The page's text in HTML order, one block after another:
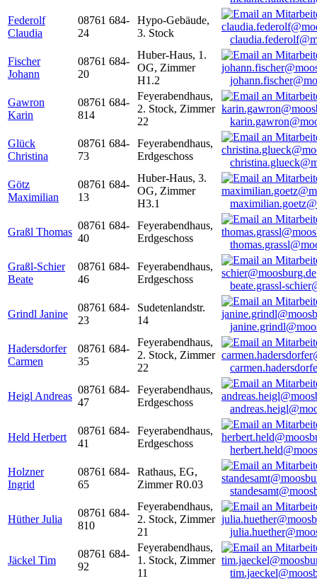
Federolf
Claudia
08761 684-
24
Hypo-Gebäude,
3. Stock
Fischer
Johann
08761 684-
20
Huber-Haus, 1.
OG, Zimmer
H1.2
Gawron
Karin
08761 684-
814
Feyerabendhaus,
2. Stock, Zimmer
22
Glück
Christina
08761 684-
73
Feyerabendhaus,
Erdgeschoss
Götz
Maximilian
08761 684-
13
Huber-Haus, 3.
OG, Zimmer
H3.1
Graßl Thomas
08761 684-
40
Feyerabendhaus,
Erdgeschoss
Graßl-Schier
Beate
08761 684-
46
Feyerabendhaus,
Erdgeschoss
beate.grassl-
Grindl Janine
08761 684-
23
Sudetenlandstr.
14
Hadersdorfer
Carmen
08761 684-
35
Feyerabendhaus,
2. Stock, Zimmer
22
Heigl Andreas
08761 684-
47
Feyerabendhaus,
Erdgeschoss
Held Herbert
08761 684-
41
Feyerabendhaus,
Erdgeschoss
Holzner
Ingrid
08761 684-
65
Rathaus, EG,
Zimmer R0.03
Hüther Julia
08761 684-
810
Feyerabendhaus,
2. Stock, Zimmer
21
Jäckel Tim
08761 684-
92
Feyerabendhaus,
1. Stock, Zimmer
11